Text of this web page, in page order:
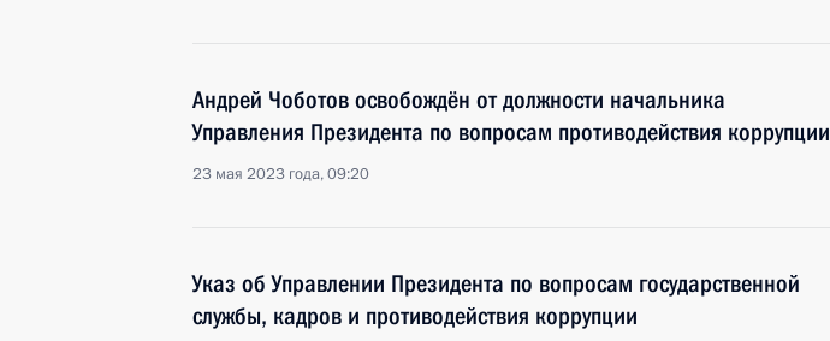
Андрей Чоботов освобождён от должности начальника
Управления Президента по вопросам противодействия коррупции
23 мая 2023 года, 09:20
Указ об Управлении Президента по вопросам государственной
службы, кадров и противодействия коррупции